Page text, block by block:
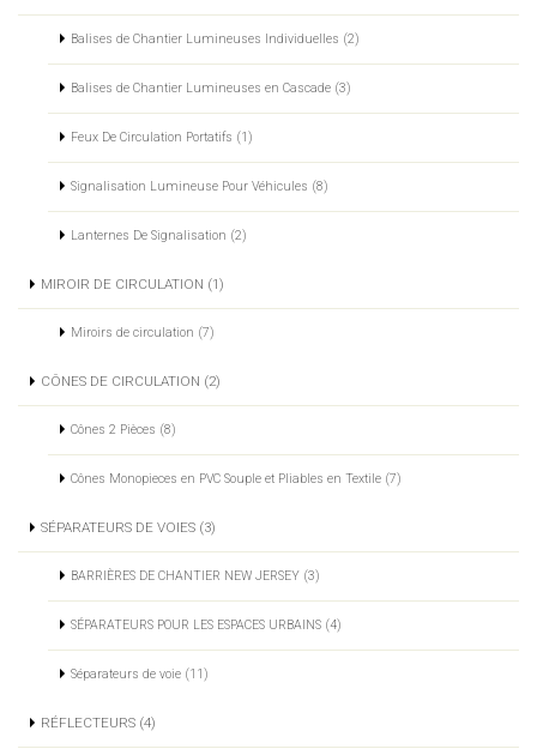
Balises de Chantier Lumineuses Individuelles (2)
Balises de Chantier Lumineuses en Cascade (3)
Feux De Circulation Portatifs (1)
Signalisation Lumineuse Pour Véhicules (8)
Lanternes De Signalisation (2)
MIROIR DE CIRCULATION (1)
Miroirs de circulation (7)
CÔNES DE CIRCULATION (2)
Cônes 2 Pièces (8)
Cônes Monopieces en PVC Souple et Pliables en Textile (7)
SÉPARATEURS DE VOIES (3)
BARRIÈRES DE CHANTIER NEW JERSEY (3)
SÉPARATEURS POUR LES ESPACES URBAINS (4)
Séparateurs de voie (11)
RÉFLECTEURS (4)